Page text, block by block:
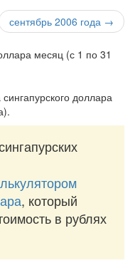
сентябрь 2006 года →
доллара
.
, который
в рублях